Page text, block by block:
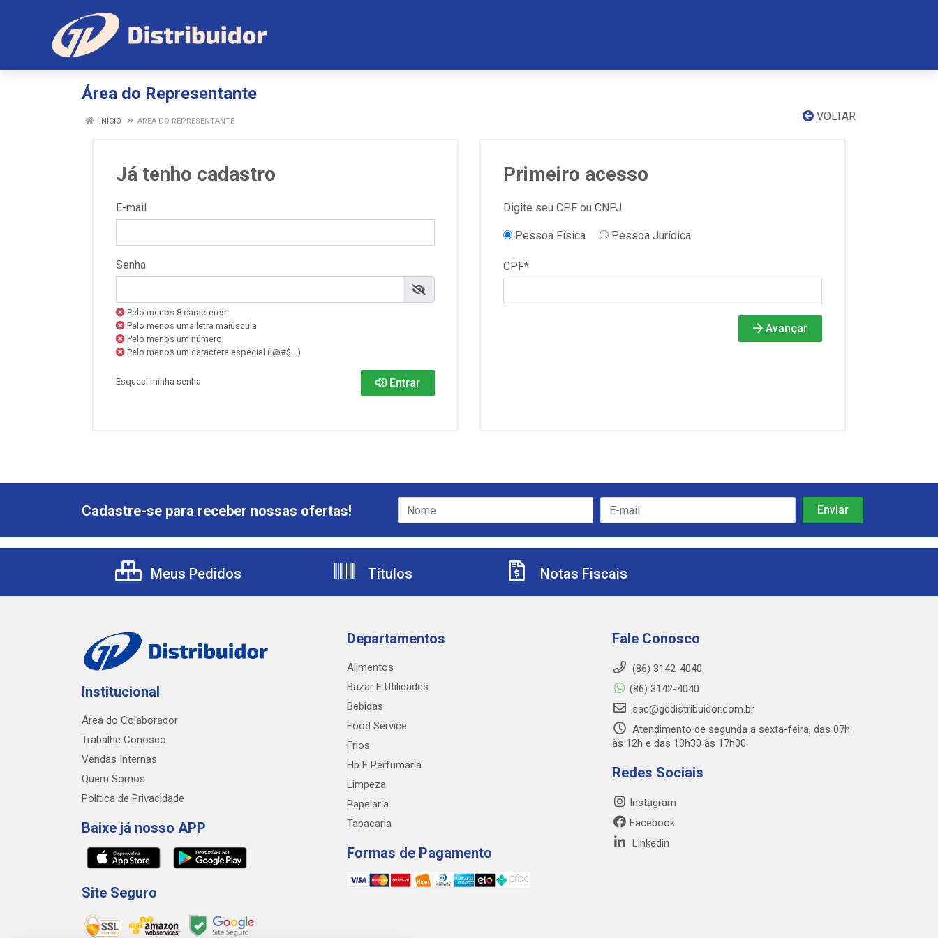
Área do Representante
VOLTAR
INÍCIO ÁREA DO REPRESENTANTE
Já tenho cadastro
E-mail
Senha
Pelo menos 8 caracteres
Pelo menos uma letra maiúscula
Pelo menos um número
Pelo menos um caractere especial (!@#$...)
Esqueci minha senha Entrar
Primeiro acesso
Digite seu CPF ou CNPJ
Pessoa Física Pessoa Jurídica
CPF*
Avançar
Cadastre-se para receber nossas ofertas!
Meus Pedidos Títulos Notas Fiscais
Institucional
Área do Colaborador
Trabalhe Conosco
Vendas Internas
Quem Somos
Política de Privacidade
Baixe já nosso APP
Site Seguro
Departamentos
Alimentos
Bazar E Utilidades
Bebidas
Food Service
Frios
Hp E Perfumaria
Limpeza
Papelaria
Tabacaria
Formas de Pagamento
Fale Conosco
(86) 3142-4040
(86) 3142-4040
sac@gddistribuidor.com.br
Atendimento de segunda a sexta-feira, das 07h
às 12h e das 13h30 às 17h00
Redes Sociais
Instagram
Facebook
Linkedin